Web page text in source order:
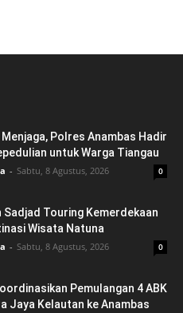
Polres Anambas Hadir
untuk Warga Tiangau
- Sabtu, 8 Agustus, 2026 0
Sadjad Touring Kemerdekaan
Wisata Natuna
- Sabtu, 8 Agustus, 2026 0
Pemulangan 4 ABK
Jaya Kelautan ke Anambas